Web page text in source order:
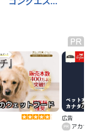
ウェットフード カ
広告
アカ